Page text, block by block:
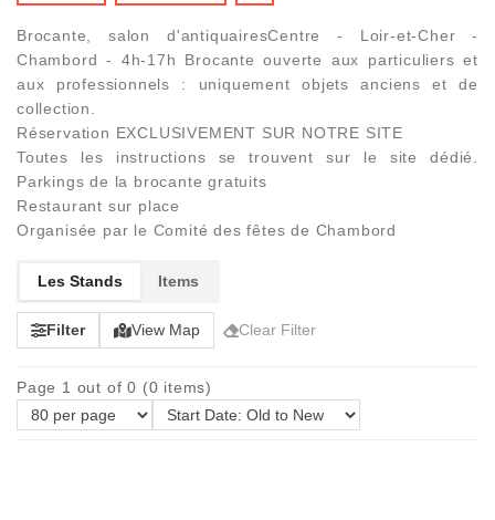
Brocante, salon d'antiquairesCentre - Loir-et-Cher -
Chambord - 4h-17h Brocante ouverte aux particuliers et
aux professionnels : uniquement objets anciens et de
collection.
Réservation EXCLUSIVEMENT SUR NOTRE SITE
Toutes les instructions se trouvent sur le site dédié.
Parkings de la brocante gratuits
Restaurant sur place
Organisée par le Comité des fêtes de Chambord
Les Stands Items
Filter View Map Clear Filter
Page 1 out of 0 (0 items)